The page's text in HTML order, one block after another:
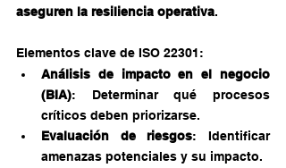
aseguren la resiliencia operativa.
Elementos clave de ISO 22301:
Análisis de impacto en el negocio
(BIA): Determinar qué procesos
críticos deben priorizarse.
Evaluación de riesgos: Identificar
amenazas potenciales y su impacto.